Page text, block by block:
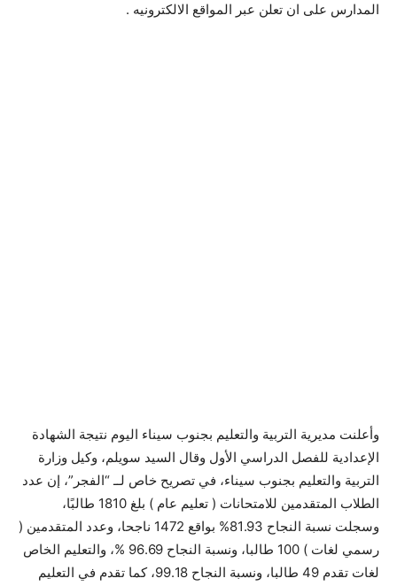
المدارس على ان تعلن عبر المواقع الالكترونيه .
وأعلنت مديرية التربية والتعليم بجنوب سيناء اليوم نتيجة الشهادة
الإعدادية للفصل الدراسي الأول وقال السيد سويلم، وكيل وزارة
التربية والتعليم بجنوب سيناء، في تصريح خاص لــ “الفجر”، إن عدد
الطلاب المتقدمين للامتحانات ( تعليم عام ) بلغ 1810 طالبًا،
وسجلت نسبة النجاح 81.93% بواقع 1472 ناجحا، وعدد المتقدمين (
رسمي لغات ) 100 طالبا، ونسبة النجاح 96.69 %، والتعليم الخاص
لغات تقدم 49 طالبا، ونسبة النجاح 99.18، كما تقدم في التعليم